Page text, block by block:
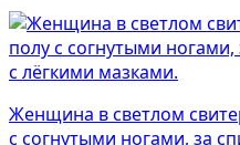
Женщина в светлом
с согнутыми ногами, за